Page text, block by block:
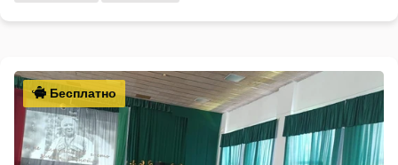
Бесплатно